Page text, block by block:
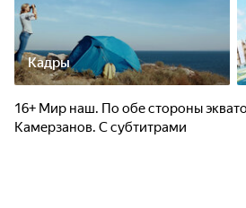
Кадры
16+ Мир наш. По обе стороны
Камерзанов. С субтитрами